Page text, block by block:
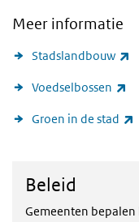
Meer informatie
Stadslandbouw
Voedselbossen
Groen in de stad
Beleid
Gemeenten bepalen